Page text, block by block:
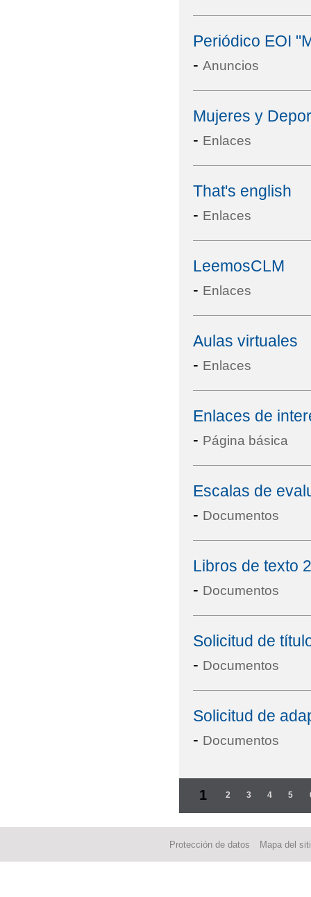
Periódico EOI
- Anuncios
Mujeres y
- Enlaces
That's english
- Enlaces
LeemosCLM
- Enlaces
Aulas virtuales
- Enlaces
Enlaces de
- Página básica
Escalas de
- Documentos
Libros de texto
- Documentos
Solicitud de
- Documentos
Solicitud de
- Documentos
Páginas
1 2 3 4 5
Protección de datos Mapa del